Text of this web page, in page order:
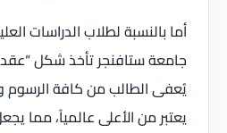
أما بالنسبة لطلاب الدراسات
جامعة ستافنجر تأخذ شكل
يُعفى الطالب من كافة
يعتبر من الأعلى عالمياً، مما